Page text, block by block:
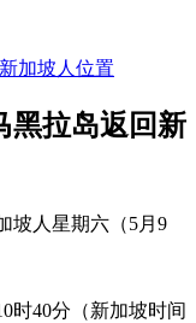
加坡人位置
黑拉岛返回新
坡人星期六（5月9
时40分（新加坡时间